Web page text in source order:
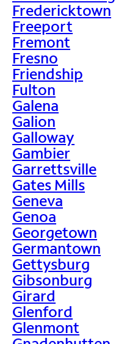
Fredericktown
Freeport
Fremont
Fresno
Friendship
Fulton
Galena
Galion
Galloway
Gambier
Garrettsville
Gates Mills
Geneva
Genoa
Georgetown
Germantown
Gettysburg
Gibsonburg
Girard
Glenford
Glenmont